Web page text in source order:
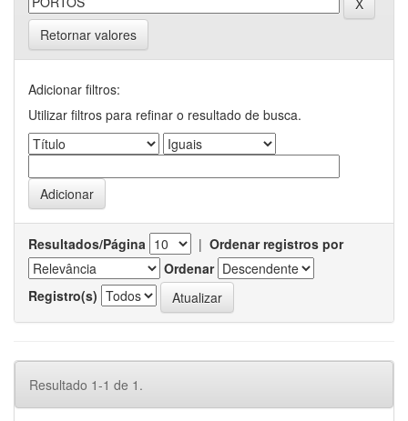
Retornar valores
Adicionar filtros:
Utilizar filtros para refinar o resultado de busca.
Resultados/Página | Ordenar registros por
Ordenar
Registro(s)
Resultado 1-1 de 1.